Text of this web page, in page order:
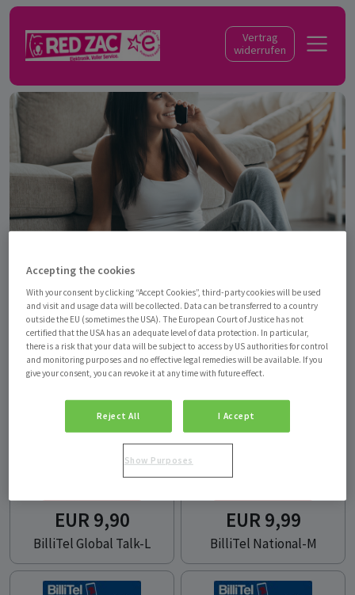
Vertrag
widerrufen
BilliTel Pakete
Zustellung Ladebon per E-Mail
Produkt auswählen
EUR 9,90
BilliTel Global Talk-L
EUR 9,99
BilliTel National-M
Accepting the cookies
With your consent by clicking “Accept Cookies”, third-party cookies will be used
and visit and usage data will be collected. Data can be transferred to a country
outside the EU (sometimes the USA). The European Court of Justice has not
certified that the USA has an adequate level of data protection. In particular,
there is a risk that your data will be subject to access by US authorities for control
and monitoring purposes and no effective legal remedies will be available. If you
give your consent, you can revoke it at any time with future effect.
Reject All I Accept
Show Purposes